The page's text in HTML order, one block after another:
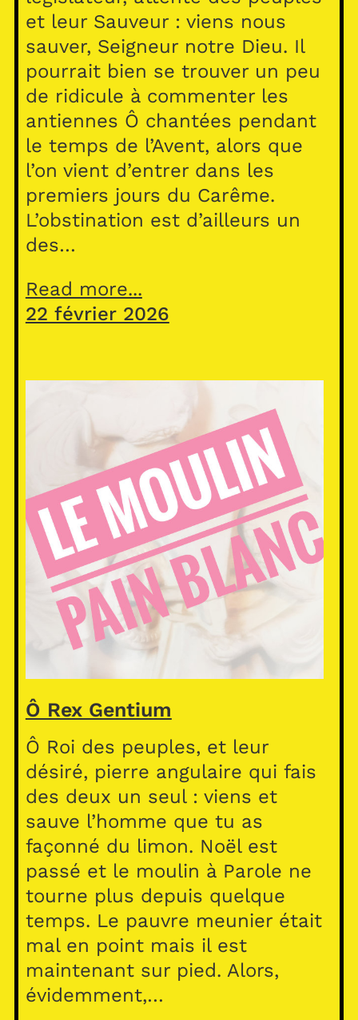
et leur Sauveur : viens nous
sauver, Seigneur notre Dieu. Il
pourrait bien se trouver un peu
de ridicule à commenter les
antiennes Ô chantées pendant
le temps de l’Avent, alors que
l’on vient d’entrer dans les
premiers jours du Carême.
L’obstination est d’ailleurs un
des…
Read more...
22 février 2026
Ô Rex Gentium
Ô Roi des peuples, et leur
désiré, pierre angulaire qui fais
des deux un seul : viens et
sauve l’homme que tu as
façonné du limon. Noël est
passé et le moulin à Parole ne
tourne plus depuis quelque
temps. Le pauvre meunier était
mal en point mais il est
maintenant sur pied. Alors,
évidemment,…